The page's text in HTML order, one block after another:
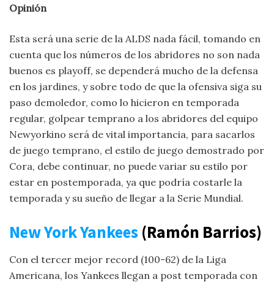
Opinión
Esta será una serie de la ALDS nada fácil, tomando en
cuenta que los números de los abridores no son nada
buenos es playoff, se dependerá mucho de la defensa
en los jardines, y sobre todo de que la ofensiva siga su
paso demoledor, como lo hicieron en temporada
regular, golpear temprano a los abridores del equipo
Newyorkino será de vital importancia, para sacarlos
de juego temprano, el estilo de juego demostrado por
Cora, debe continuar, no puede variar su estilo por
estar en postemporada, ya que podría costarle la
temporada y su sueño de llegar a la Serie Mundial.
New York Yankees (Ramón Barrios)
Con el tercer mejor record (100-62) de la Liga
Americana, los Yankees llegan a post temporada con